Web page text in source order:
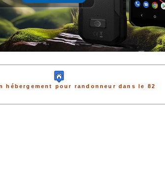
hébergement pour randonneur dans le 82